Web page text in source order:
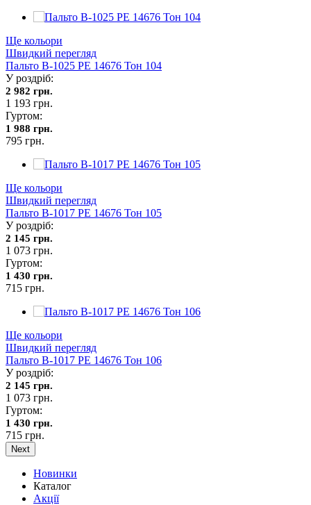
Ще кольори
Швидкий перегляд
Пальто В-1025 PE 14676 Тон 104
У роздріб:
2 982 грн.
1 193 грн.
Гуртом:
1 988 грн.
795 грн.
Ще кольори
Швидкий перегляд
Пальто В-1017 PE 14676 Тон 105
У роздріб:
2 145 грн.
1 073 грн.
Гуртом:
1 430 грн.
715 грн.
Ще кольори
Швидкий перегляд
Пальто В-1017 PE 14676 Тон 106
У роздріб:
2 145 грн.
1 073 грн.
Гуртом:
1 430 грн.
715 грн.
Next
Новинки
Каталог
Акції